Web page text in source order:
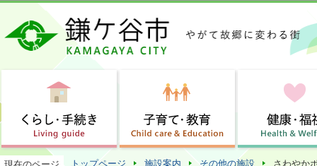
この
トップページ 施設案内 その他の施設 さわやか